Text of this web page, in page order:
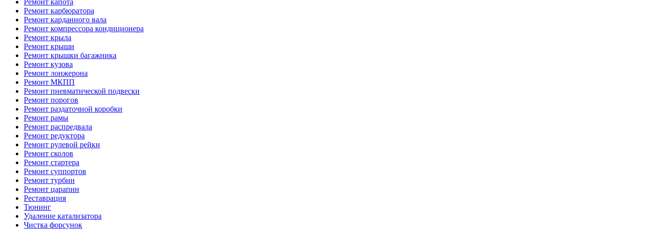
Ремонт капота
Ремонт карбюратора
Ремонт карданного вала
Ремонт компрессора кондиционера
Ремонт крыла
Ремонт крыши
Ремонт крышки багажника
Ремонт кузова
Ремонт лонжерона
Ремонт МКПП
Ремонт пневматической подвески
Ремонт порогов
Ремонт раздаточной коробки
Ремонт рамы
Ремонт распредвала
Ремонт редуктора
Ремонт рулевой рейки
Ремонт сколов
Ремонт стартера
Ремонт суппортов
Ремонт турбин
Ремонт царапин
Реставрация
Тюнинг
Удаление катализатора
Чистка форсунок